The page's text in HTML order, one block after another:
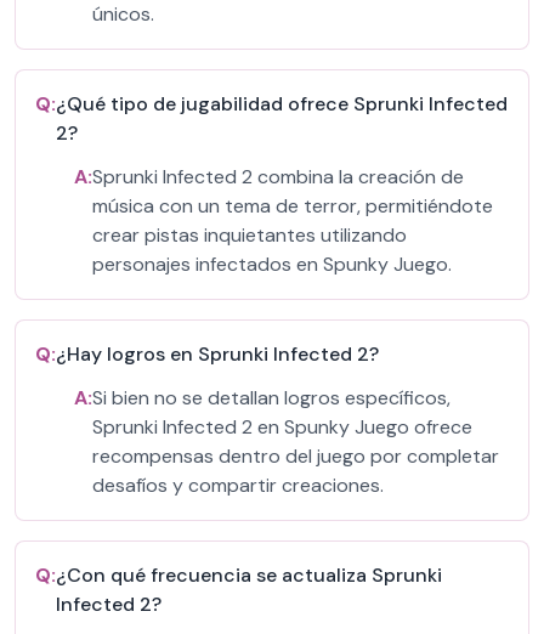
únicos.
Q:¿Qué tipo de jugabilidad ofrece Sprunki Infected
2?
A:Sprunki Infected 2 combina la creación de
música con un tema de terror, permitiéndote
crear pistas inquietantes utilizando
personajes infectados en Spunky Juego.
Q:¿Hay logros en Sprunki Infected 2?
A:Si bien no se detallan logros específicos,
Sprunki Infected 2 en Spunky Juego ofrece
recompensas dentro del juego por completar
desafíos y compartir creaciones.
Q:¿Con qué frecuencia se actualiza Sprunki
Infected 2?